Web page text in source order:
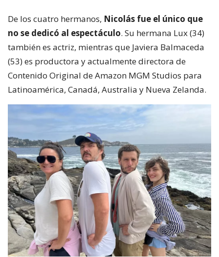
De los cuatro hermanos, Nicolás fue el único que
no se dedicó al espectáculo. Su hermana Lux (34)
también es actriz, mientras que Javiera Balmaceda
(53) es productora y actualmente directora de
Contenido Original de Amazon MGM Studios para
Latinoamérica, Canadá, Australia y Nueva Zelanda.